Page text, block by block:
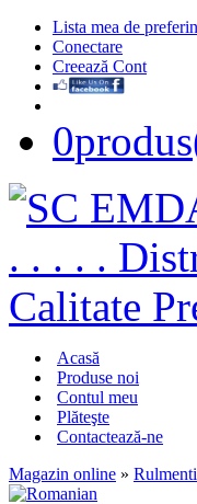
Lista mea de
Conectare
Creează Cont
0
Acasă
Produse noi
Contul meu
Plăteşte
Contactează-ne
Magazin online »